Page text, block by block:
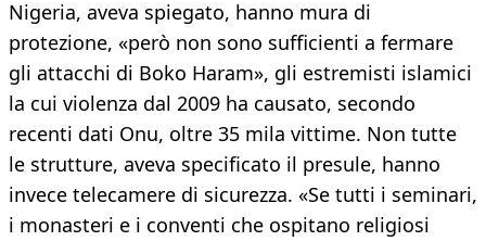
Nigeria, aveva spiegato, hanno mura di
protezione, «però non sono sufficienti a fermare
gli attacchi di Boko Haram», gli estremisti islamici
la cui violenza dal 2009 ha causato, secondo
recenti dati Onu, oltre 35 mila vittime. Non tutte
le strutture, aveva specificato il presule, hanno
invece telecamere di sicurezza. «Se tutti i seminari,
i monasteri e i conventi che ospitano religiosi